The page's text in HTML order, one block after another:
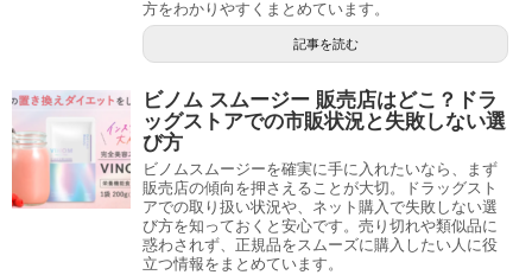
方をわかりやすくまとめています。
記事を読む
ビノム スムージー 販売店はどこ？ドラ
ッグストアでの市販状況と失敗しない選
び方
ビノムスムージーを確実に手に入れたいなら、まず
販売店の傾向を押さえることが大切。ドラッグスト
アでの取り扱い状況や、ネット購入で失敗しない選
び方を知っておくと安心です。売り切れや類似品に
惑わされず、正規品をスムーズに購入したい人に役
立つ情報をまとめています。